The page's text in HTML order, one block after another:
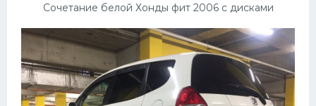
Сочетание белой Хонды фит 2006 с дисками